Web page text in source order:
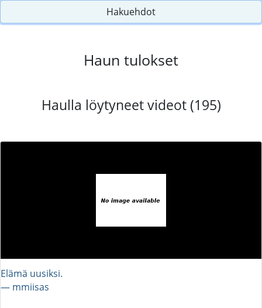
Hakuehdot
Haun tulokset
Haulla löytyneet videot (195)
Elämä uusiksi.
― mmiisas